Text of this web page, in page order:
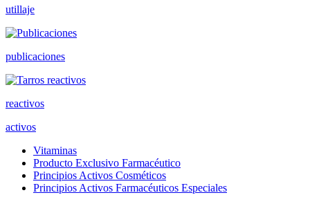
utillaje
publicaciones
reactivos
activos
Vitaminas
Producto Exclusivo Farmacéutico
Principios Activos Cosméticos
Principios Activos Farmacéuticos Especiales